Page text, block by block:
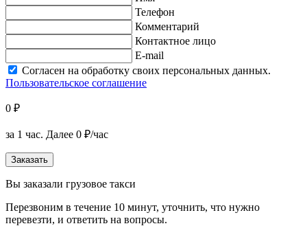
Телефон
Комментарий
Контактное лицо
E-mail
Согласен на обработку своих персональных данных.
Пользовательское соглашение
0 ₽
за 1 час. Далее 0 ₽/час
Заказать
Вы заказали грузовое такси
Перезвоним в течение 10 минут, уточнить, что нужно
перевезти, и ответить на вопросы.